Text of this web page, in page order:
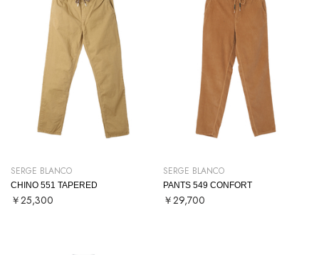
SERGE BLANCO
CHINO 551 TAPERED
￥25,300
SERGE BLANCO
PANTS 549 CONFORT
￥29,700